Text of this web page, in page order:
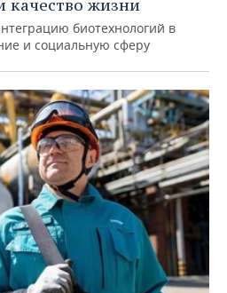
жизни
биотехнологий в
и социальную сферу